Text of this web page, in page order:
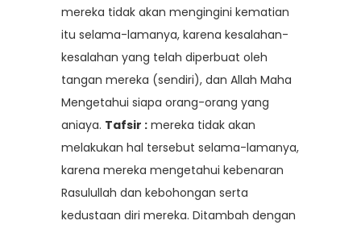
mereka tidak akan mengingini kematian
itu selama-lamanya, karena kesalahan-
kesalahan yang telah diperbuat oleh
tangan mereka (sendiri), dan Allah Maha
Mengetahui siapa orang-orang yang
aniaya. Tafsir : mereka tidak akan
melakukan hal tersebut selama-lamanya,
karena mereka mengetahui kebenaran
Rasulullah dan kebohongan serta
kedustaan diri mereka. Ditambah dengan